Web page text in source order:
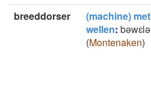
breeddorser
(machine) met
wellen: bǝwɛlǝ
(Montenaken)